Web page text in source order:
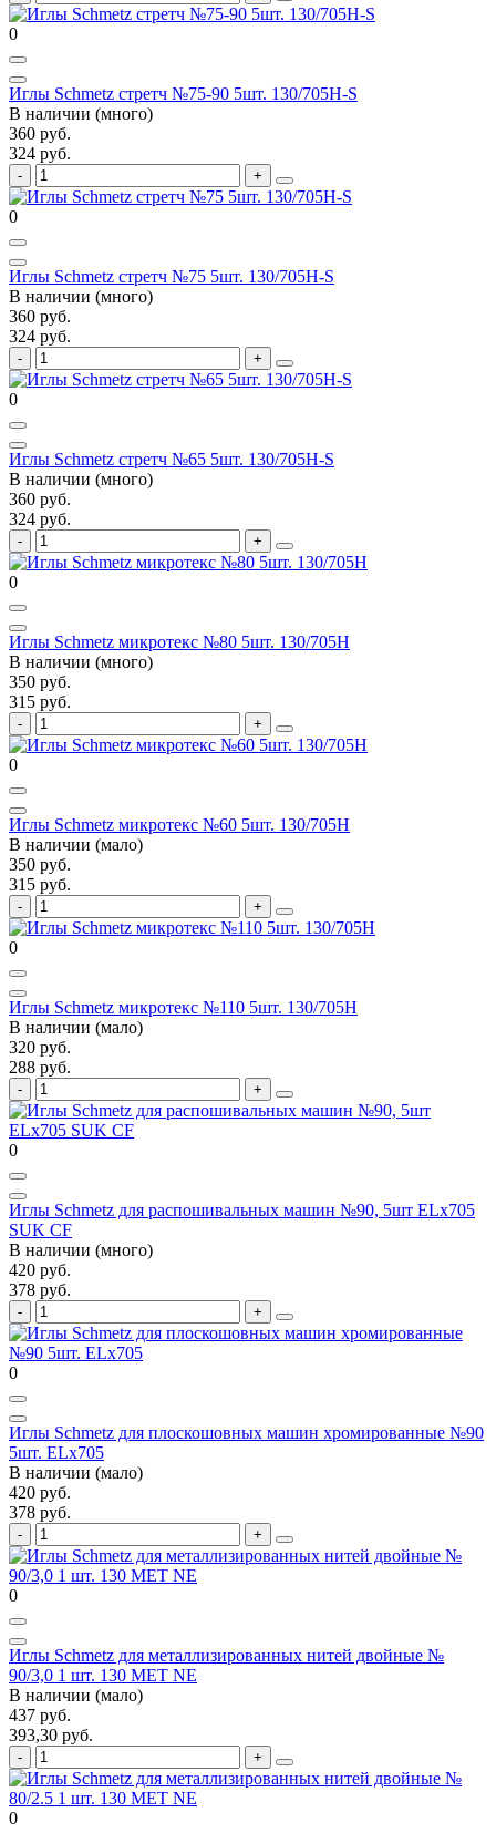
0
Иглы Schmetz стретч №75-90 5шт. 130/705H-S
В наличии (много)
360 руб.
324 руб.
0
Иглы Schmetz стретч №75 5шт. 130/705H-S
В наличии (много)
360 руб.
324 руб.
0
Иглы Schmetz стретч №65 5шт. 130/705H-S
В наличии (много)
360 руб.
324 руб.
0
Иглы Schmetz микротекс №80 5шт. 130/705H
В наличии (много)
350 руб.
315 руб.
0
Иглы Schmetz микротекс №60 5шт. 130/705H
В наличии (мало)
350 руб.
315 руб.
0
Иглы Schmetz микротекс №110 5шт. 130/705H
В наличии (мало)
320 руб.
288 руб.
0
Иглы Schmetz для распошивальных машин №90, 5шт ELx705
SUK CF
В наличии (много)
420 руб.
378 руб.
0
Иглы Schmetz для плоскошовных машин хромированные №90
5шт. ELх705
В наличии (мало)
420 руб.
378 руб.
0
Иглы Schmetz для металлизированных нитей двойные №
90/3,0 1 шт. 130 MET NE
В наличии (мало)
437 руб.
393,30 руб.
0